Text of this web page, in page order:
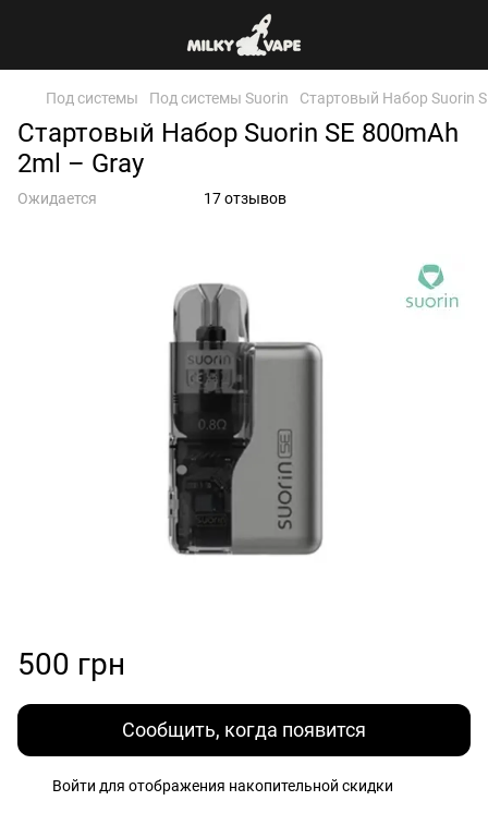
Под системы Под системы Suorin Стартовый Набор Suorin
Стартовый Набор Suorin SE 800mAh
2ml – Gray
Ожидается 17 отзывов
500 грн
Сообщить, когда появится
Войти для отображения накопительной скидки